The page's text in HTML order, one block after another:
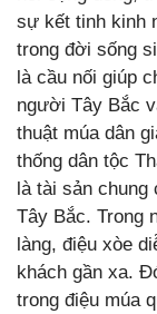
sự kết tinh kinh
trong đời sống
là cầu nối giúp
người Tây Bắc
thuật múa dân
thống dân tộc
là tài sản chung
Tây Bắc. Trong
làng, điệu xòe
khách gần xa.
trong điệu múa